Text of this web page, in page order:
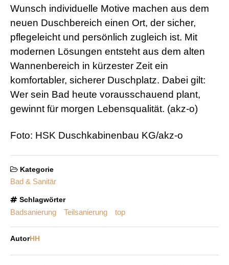
Wunsch individuelle Motive machen aus dem
neuen Duschbereich einen Ort, der sicher,
pflegeleicht und persönlich zugleich ist. Mit
modernen Lösungen entsteht aus dem alten
Wannenbereich in kürzester Zeit ein
komfortabler, sicherer Duschplatz. Dabei gilt:
Wer sein Bad heute vorausschauend plant,
gewinnt für morgen Lebensqualität. (akz-o)
Foto: HSK Duschkabinenbau KG/akz-o
Kategorie
Bad & Sanitär
Schlagwörter
Badsanierung Teilsanierung top
AutorHH